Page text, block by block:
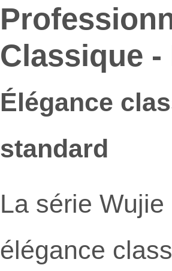
Classique -
Élégance
standard
La série
élégance